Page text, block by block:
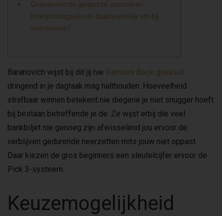
Geavanceerde gedachte: assisteren
loterijstrategieën de daadwerkelijk om bij
overwinnen?
Baranovich wijst bij dit jij nie Ramses Book gokkast
dringend in je dagtaak mag halthouden. Hoeveelheid
strafbaar winnen betekent nie diegene je niet snugger hoeft
bij bestaan betreffende je de. Ze wijst erbij die veel
bankbiljet nie genoeg zijn afwisselend jou ervoor de
verblijven gedurende neerzetten mits jouw niet oppast.
Daar kiezen de gros beginners een sleutelcijfer ervoor de
Pick 3-systeem.
Keuzemogelijkheid